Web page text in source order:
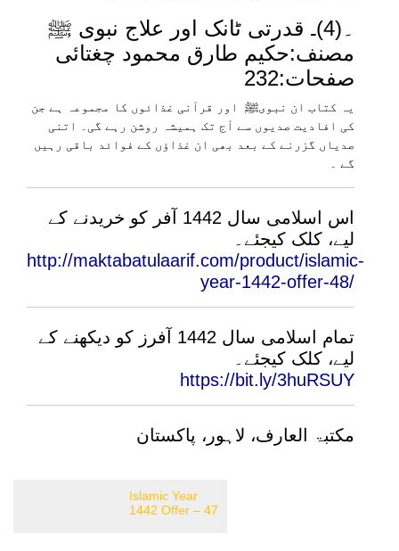
۔(4)۔ قدرتی ٹانک اور علاج نبوی ﷺ
مصنف:حکیم طارق محمود چغتائی
صفحات:232
یہ کتاب ان نبویﷺ اور قرآنی غذائوں کا مجموعہ ہے جن
کی افادیت صدیوں سے آج تک ہمیشہ روشن رہے گی۔ اتنی
صدیاں گزرنے کے بعد بھی ان غذاؤں کے فوائد باقی رہیں
گے ۔
اس اسلامی سال 1442 آفر کو خریدنے کے
لیے، کلک کیجئے۔
http://maktabatulaarif.com/product/islamic-
year-1442-offer-48/
تمام اسلامی سال 1442 آفرز کو دیکھنے کے
لیے، کلک کیجئے۔
https://bit.ly/3huRSUY
مکتبۃ العارف، لاہور، پاکستان
Islamic Year
1442 Offer – 47